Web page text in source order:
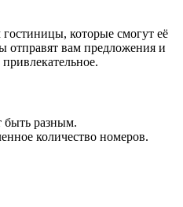
которые смогут её
отправят вам предложения и
быть разным.
количество номеров.